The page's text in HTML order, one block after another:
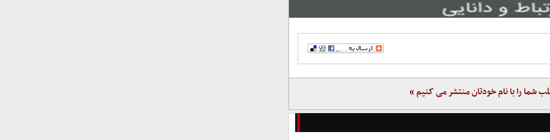
شما را با نام خودتان منتشر می کنیم »